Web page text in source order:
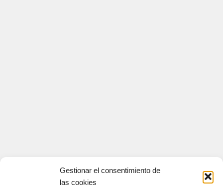
Gestionar el consentimiento de
las cookies